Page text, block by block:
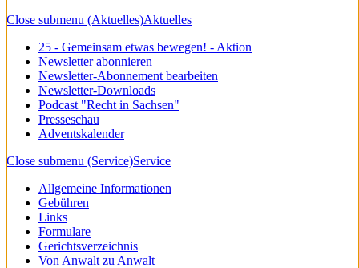
Close submenu (Aktuelles)Aktuelles
25 - Gemeinsam etwas bewegen! - Aktion
Newsletter abonnieren
Newsletter-Abonnement bearbeiten
Newsletter-Downloads
Podcast "Recht in Sachsen"
Presseschau
Adventskalender
Close submenu (Service)Service
Allgemeine Informationen
Gebühren
Links
Formulare
Gerichtsverzeichnis
Von Anwalt zu Anwalt